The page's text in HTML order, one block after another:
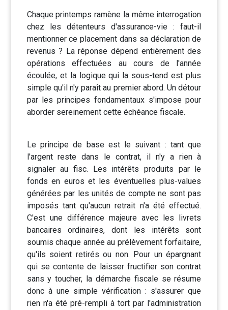
Chaque printemps ramène la même interrogation
chez les détenteurs d'assurance-vie : faut-il
mentionner ce placement dans sa déclaration de
revenus ? La réponse dépend entièrement des
opérations effectuées au cours de l'année
écoulée, et la logique qui la sous-tend est plus
simple qu'il n'y paraît au premier abord. Un détour
par les principes fondamentaux s'impose pour
aborder sereinement cette échéance fiscale.
Le principe de base est le suivant : tant que
l'argent reste dans le contrat, il n'y a rien à
signaler au fisc. Les intérêts produits par le
fonds en euros et les éventuelles plus-values
générées par les unités de compte ne sont pas
imposés tant qu'aucun retrait n'a été effectué.
C'est une différence majeure avec les livrets
bancaires ordinaires, dont les intérêts sont
soumis chaque année au prélèvement forfaitaire,
qu'ils soient retirés ou non. Pour un épargnant
qui se contente de laisser fructifier son contrat
sans y toucher, la démarche fiscale se résume
donc à une simple vérification : s'assurer que
rien n'a été pré-rempli à tort par l'administration